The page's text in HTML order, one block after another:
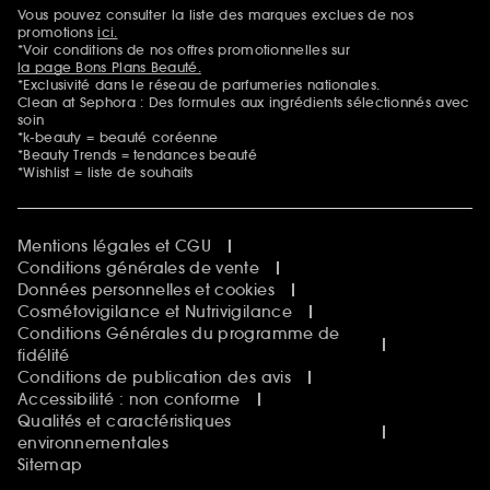
Sephora Beautiful Club
Clean at Sephora
Idées & Inspirations Beauté
Mentions additionnelles
Vous pouvez consulter la liste des marques exclues de nos
promotionsici.
*Voir conditions de nos offres promotionnelles sur
la page Bons Plans Beauté.
*Exclusivité dans le réseau de parfumeries nationales.
Clean at Sephora : Des formules aux ingrédients sélectionnés avec
soin
*k-beauty = beauté coréenne
*Beauty Trends = tendances beauté
*Wishlist = liste de souhaits
Mentions légales et CGU
Conditions générales de vente
Données personnelles et cookies
Cosmétovigilance et Nutrivigilance
Conditions Générales du programme de
fidélité
Conditions de publication des avis
Accessibilité : non conforme
Qualités et caractéristiques
environnementales
Sitemap